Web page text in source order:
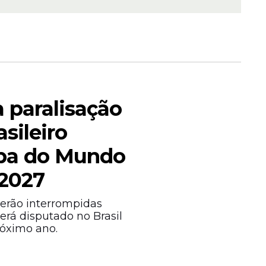
paralisação
do Mundo
interrompidas
disputado no Brasil
ano.